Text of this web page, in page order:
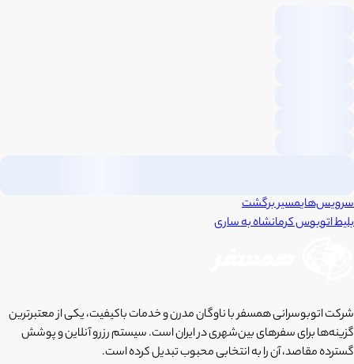
سرویس‌هایمسیر برگشت
بلیط اتوبوسکرمانشاهبهساری
شرکت اتوبوسرانی همسفر با ناوگان مدرن و خدمات باکیفیت، یکی از معتبرترین
گزینه‌ها برای سفرهای بین‌شهری در ایران است. سیستم رزرو آنلاین و پوشش
گسترده مقاصد، آن را به انتخابی محبوب تبدیل کرده است.